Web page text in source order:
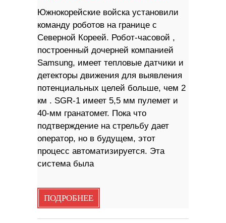
Южнокорейские войска установили
команду роботов на границе с
Северной Кореей. Робот-часовой ,
построенный дочерней компанией
Samsung, имеет тепловые датчики и
детекторы движения для выявления
потенциальных целей больше, чем 2
км . SGR-1 имеет 5,5 мм пулемет и
40-мм гранатомет. Пока что
подтверждение на стрельбу дает
оператор, но в будущем, этот
процесс автоматизируется. Эта
система была
ПОДРОБНЕЕ